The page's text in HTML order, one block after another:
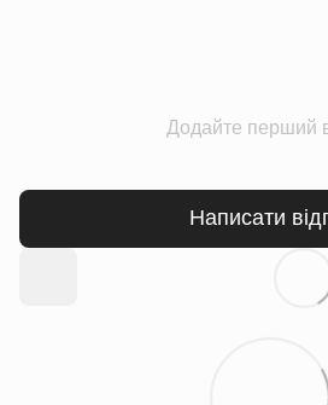
Додайте перший
Написати